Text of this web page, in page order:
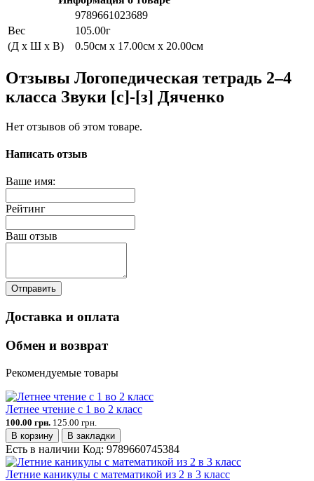
9789661023689
Вес
105.00г
(Д x Ш x В)
0.50см x 17.00см x 20.00см
Отзывы Логопедическая тетрадь 2–4
класса Звуки [с]-[з] Дяченко
Нет отзывов об этом товаре.
Написать отзыв
Ваше имя:
Рейтинг
Ваш отзыв
Отправить
Доставка и оплата
Обмен и возврат
Рекомендуемые товары
Летнее чтение с 1 во 2 класс
100.00 грн. 125.00 грн.
В корзину
В закладки
Есть в наличии Код: 9789660745384
Летние каникулы с математикой из 2 в 3 класс